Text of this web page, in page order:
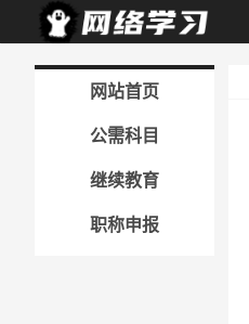
网站首页
公需科目
继续教育
职称申报